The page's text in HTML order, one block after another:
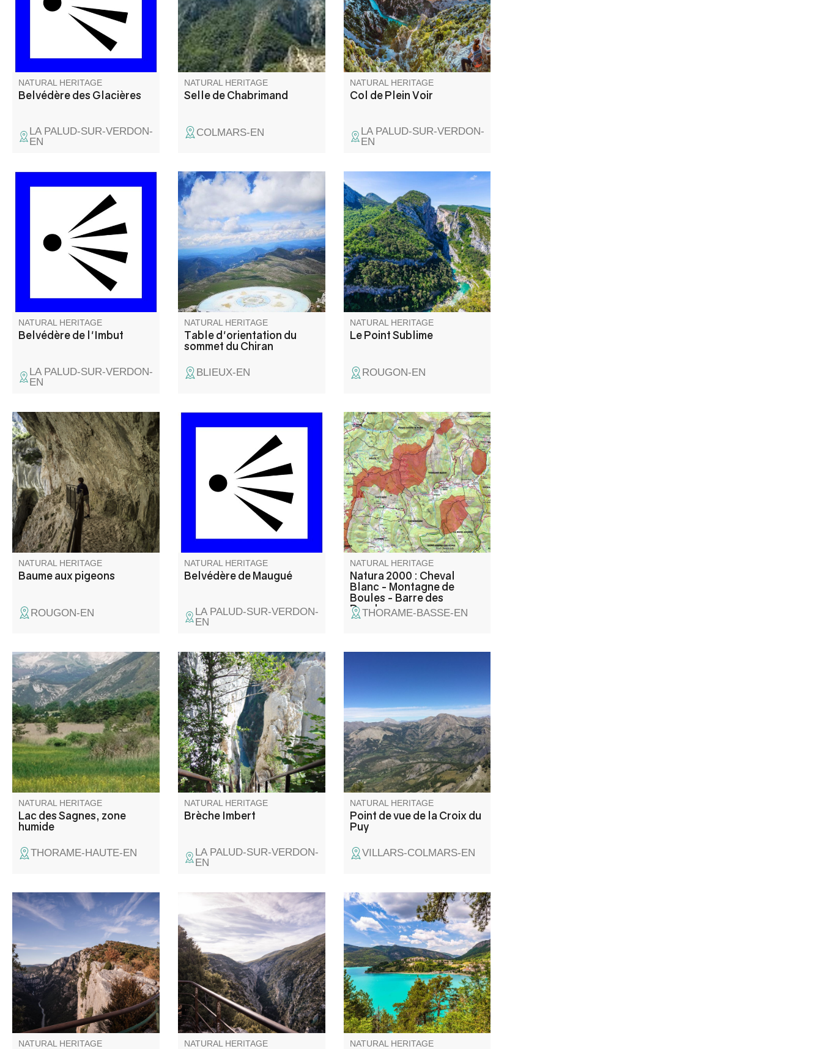
l’usage domestique (avant
l’arrivée de l’électricité).
NATURAL HERITAGE
Belvédère des Glacières
LA PALUD-SUR-VERDON-
EN
NATURAL HERITAGE
Selle de Chabrimand
COLMARS-EN
de Sainte-Croix. Access to the
pass has to be earned, but it's
well worth the effort!
NATURAL HERITAGE
Col de Plein Voir
LA PALUD-SUR-VERDON-
EN
Imbut vient de l’occitan et veut
dire « entonnoir ». Du
belvédère on peut apercevoir
le chaos de l’Imbut, en bas,
dans la rivière. Le Verdon y
disparaît sous des blocs de
roches pour réapparaître
quelques centaines de mètres
plus loin.
NATURAL HERITAGE
Belvédère de l'Imbut
LA PALUD-SUR-VERDON-
EN
Du mont Ventoux, au mont
Pelvoux, de l'étang de Berre à
l'arrière pays Niçois, cette table
vous permettra d'admirer les
différents sommets et points
qui vous feront face.
NATURAL HERITAGE
Table d'orientation du
sommet du Chiran
BLIEUX-EN
Point Sublime is one of the
most picturesque views of the
Verdon Gorge. The viewpoint is
on the right bank, downstream
from the village of Rougon.
NATURAL HERITAGE
Le Point Sublime
ROUGON-EN
Située à la fin du Sentier Blanc-
Martel et au début du sentier
du Couloir Samson, cette
baume au milieu du tunnel du
Baou offre l'une des vues les
plus sauvages des Gorges du
Verdon.
NATURAL HERITAGE
Baume aux pigeons
ROUGON-EN
Un beau point de vue sur l'un
des plus grand Canyon
d'Europe, direction le fameux
Chalet de la Maline.
NATURAL HERITAGE
Belvédère de Maugué
LA PALUD-SUR-VERDON-
EN
Constitué de 4 entités, ce
massif s’élève entre les vallées
de La Bléone et du Verdon.
NATURAL HERITAGE
Natura 2000 : Cheval
Blanc - Montagne de
Boules - Barre des
Dourbes
THORAME-BASSE-EN
La zone humide du Lac des
Sagnes, à cheval sur les
communes de Thorame-Basse
et de Thorame-Haute, se situe
en queue d’une retenue
artificielle créée dans les
années 1960 pour l’irrigation.
NATURAL HERITAGE
Lac des Sagnes, zone
humide
THORAME-HAUTE-EN
La Brèche Imbert est située au
milieu du Blanc-Martel, c'est un
escalier dans le vide, avec des
rambardes, de 274 marches
est l'un des points de vues les
plus impressionnant du sentier
Blanc-Martel.
NATURAL HERITAGE
Brèche Imbert
LA PALUD-SUR-VERDON-
EN
la haute vallée du Verdon.
NATURAL HERITAGE
Point de vue de la Croix du
Puy
VILLARS-COLMARS-EN
Le belvédère de la Carelle tient
son nom des poulies utilisées
début XXème par les «
Verdoniens » qui descendaient
à flanc de falaise pour récolter,
entre autre, le genévrier. C'est
le troisième belvédère de la
route des Crête et c'est un
incontournable.
NATURAL HERITAGE
Situé sur la route entre
Moustiers-Sainte-Marie et la
Palud-sur-Verdon, en rive
droite, le belvédère de
Maireste offre un beau point de
vue sur les Gorges.
NATURAL HERITAGE
Irresistible by its turquoise
water, the lake of Castillon is
the ideal place to spend a day
relaxing and splashing with
family. Swimming, sailing,
boating and water-skiing can
be practised at the foot of the
Verdon mountains. A holiday
not to be missed, smiles and
memories guaranteed!
NATURAL HERITAGE